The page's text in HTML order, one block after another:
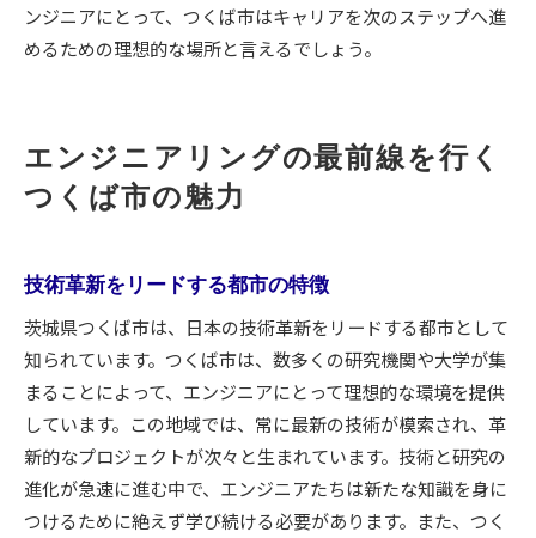
ンジニアにとって、つくば市はキャリアを次のステップへ進
めるための理想的な場所と言えるでしょう。
エンジニアリングの最前線を行く
つくば市の魅力
技術革新をリードする都市の特徴
茨城県つくば市は、日本の技術革新をリードする都市として
知られています。つくば市は、数多くの研究機関や大学が集
まることによって、エンジニアにとって理想的な環境を提供
しています。この地域では、常に最新の技術が模索され、革
新的なプロジェクトが次々と生まれています。技術と研究の
進化が急速に進む中で、エンジニアたちは新たな知識を身に
つけるために絶えず学び続ける必要があります。また、つく